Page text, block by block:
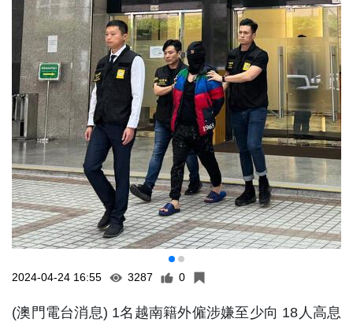
2024-04-24 16:55 3287 0
(澳門電台消息) 1名越南籍外僱涉嫌至少向 18人高息